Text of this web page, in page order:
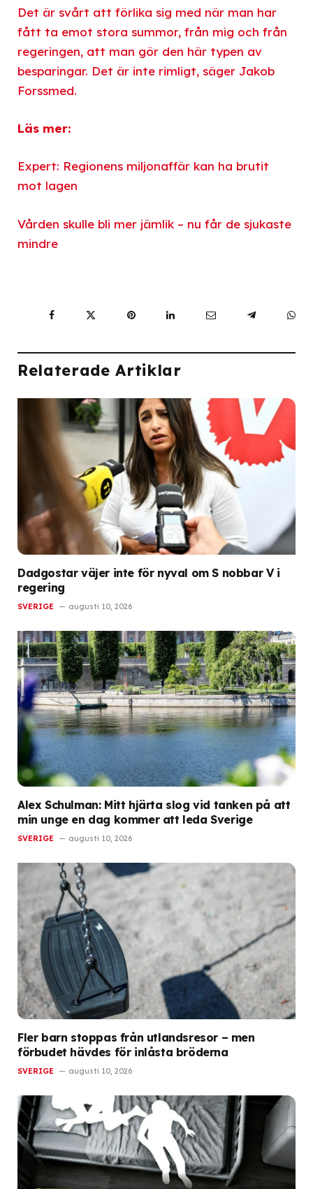
Det är svårt att förlika sig med när man har
fått ta emot stora summor, från mig och från
regeringen, att man gör den här typen av
besparingar. Det är inte rimligt, säger Jakob
Forssmed.
Läs mer:
Expert: Regionens miljonaffär kan ha brutit
mot lagen
Vården skulle bli mer jämlik – nu får de sjukaste
mindre
FacebookTwitter PinterestLinkedInEmail Telegram
Relaterade Artiklar
Dadgostar väjer inte för nyval om S nobbar V i
regering
SVERIGE augusti 10, 2026
Alex Schulman: Mitt hjärta slog vid tanken på att
min unge en dag kommer att leda Sverige
SVERIGE augusti 10, 2026
Fler barn stoppas från utlandsresor – men
förbudet hävdes för inlåsta bröderna
SVERIGE augusti 10, 2026